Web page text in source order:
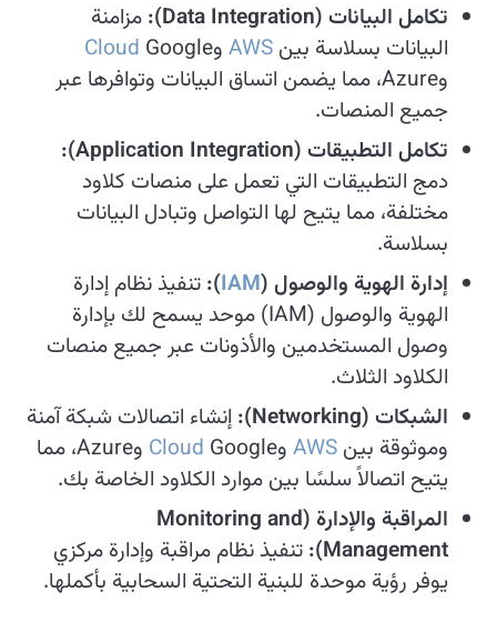
تكامل البيانات (Data Integration):
مزامنة
البيانات بسلاسة بين AWS وGoogle
Cloud
وAzure، مما يضمن اتساق البيانات وتوافرها عبر
جميع المنصات.
تكامل التطبيقات (Application Integration):
دمج التطبيقات التي تعمل على منصات كلاود
مختلفة، مما يتيح لها التواصل وتبادل البيانات
بسلاسة.
إدارة الهوية والوصول (IAM
): تنفيذ نظام إدارة
الهوية والوصول (IAM) موحد يسمح لك بإدارة
وصول المستخدمين والأذونات عبر جميع منصات
الكلاود الثلاث.
الشبكات (Networking):
إنشاء اتصالات شبكة آمنة
وموثوقة بين AWS وGoogle Cloud
وAzure، مما
يتيح اتصالاً سلسًا بين موارد الكلاود الخاصة بك.
المراقبة والإدارة (Monitoring and
Management):
تنفيذ نظام مراقبة وإدارة مركزي
يوفر رؤية موحدة للبنية التحتية السحابية بأكملها.